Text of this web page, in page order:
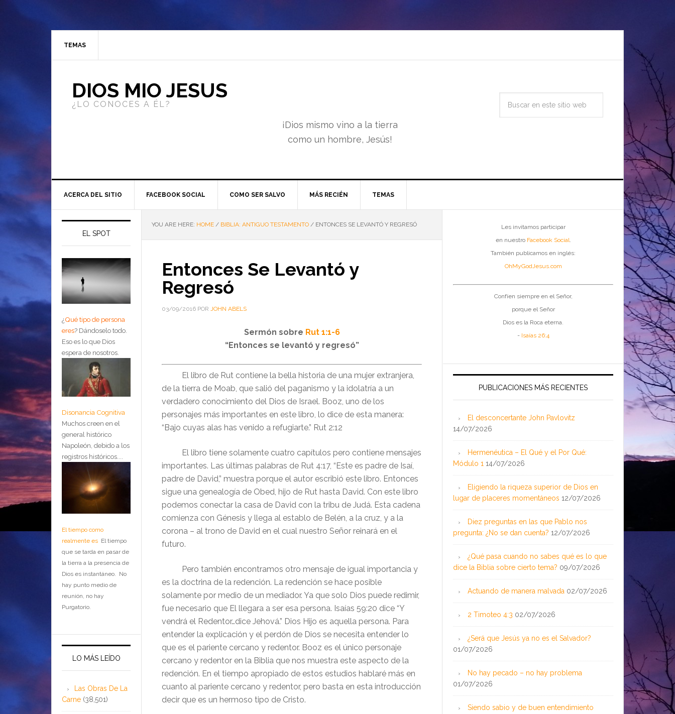
TEMAS
DIOS MIO JESUS
¿LO CONOCES A ÉL?
¡Dios mismo vino a la tierra
como un hombre, Jesús!
ACERCA DEL SITIO FACEBOOK SOCIAL COMO SER SALVO MÁS RECIÉN TEMAS
YOU ARE HERE: HOME / BIBLIA: ANTIGUO TESTAMENTO / ENTONCES SE LEVANTÓ Y REGRESÓ
Entonces Se Levantó y
Regresó
03/09/2016 POR JOHN ABELS
Sermón sobre Rut 1:1-6
“Entonces se levantó y regresó”
El libro de Rut contiene la bella historia de una mujer extranjera,
de la tierra de Moab, que salió del paganismo y la idolatría a un
verdadero conocimiento del Dios de Israel. Booz, uno de los
personajes más importantes en este libro, lo dice de esta manera:
“Bajo cuyas alas has venido a refugiarte.” Rut 2:12
El libro tiene solamente cuatro capítulos pero contiene mensajes
importantes. Las últimas palabras de Rut 4:17, “Este es padre de Isaí,
padre de David,” muestra porque el autor escribió este libro. Entonces
sigue una genealogía de Obed, hijo de Rut hasta David. Con este libro
podemos conectar la casa de David con la tribu de Judá. Esta cadena
comienza con Génesis y llega al establo de Belén, a la cruz, y a la
corona – al trono de David en el cual nuestro Señor reinará en el
futuro.
Pero también encontramos otro mensaje de igual importancia y
es la doctrina de la redención. La redención se hace posible
solamente por medio de un mediador. Ya que solo Dios puede redimir,
fue necesario que El llegara a ser esa persona. Isaías 59:20 dice “Y
vendrá el Redentor…dice Jehová.” Dios Hijo es aquella persona. Para
entender la explicación y el perdón de Dios se necesita entender lo
que es el pariente cercano y redentor. Booz es el único personaje
cercano y redentor en la Biblia que nos muestra este aspecto de la
redención. En el tiempo apropiado de estos estudios hablaré más en
cuanto al pariente cercano y redentor, pero basta en esta introducción
decir que es un hermoso tipo de Cristo.
Les invitamos participar
en nuestro Facebook Social.
También publicamos en inglés:
OhMyGodJesus.com
Confíen siempre en el Señor,
porque el Señor
Dios es la Roca eterna.
- Isaías 26:4
PUBLICACIONES MÁS RECIENTES
El desconcertante John Pavlovitz
14/07/2026
Hermenéutica – El Qué y el Por Qué:
Módulo 1 14/07/2026
Eligiendo la riqueza superior de Dios en
lugar de placeres momentáneos 12/07/2026
Diez preguntas en las que Pablo nos
pregunta: ¿No se dan cuenta? 12/07/2026
¿Qué pasa cuando no sabes qué es lo que
dice la Biblia sobre cierto tema? 09/07/2026
Actuando de manera malvada 02/07/2026
2 Timoteo 4:3 02/07/2026
¿Será que Jesús ya no es el Salvador?
01/07/2026
No hay pecado – no hay problema
01/07/2026
Siendo sabio y de buen entendimiento
EL SPOT
¿Qué tipo de persona
eres? Dándoselo todo.
Eso es lo que Dios
espera de nosotros.
Disonancia Cognitiva
Muchos creen en el
general histórico
Napoleón, debido a los
registros históricos....
El tiempo como
realmente es El tiempo
que se tarda en pasar de
la tierra a la presencia de
Dios es instantáneo. No
hay punto medio de
reunión, no hay
Purgatorio.
LO MÁS LEÍDO
Las Obras De La
Carne (38,501)